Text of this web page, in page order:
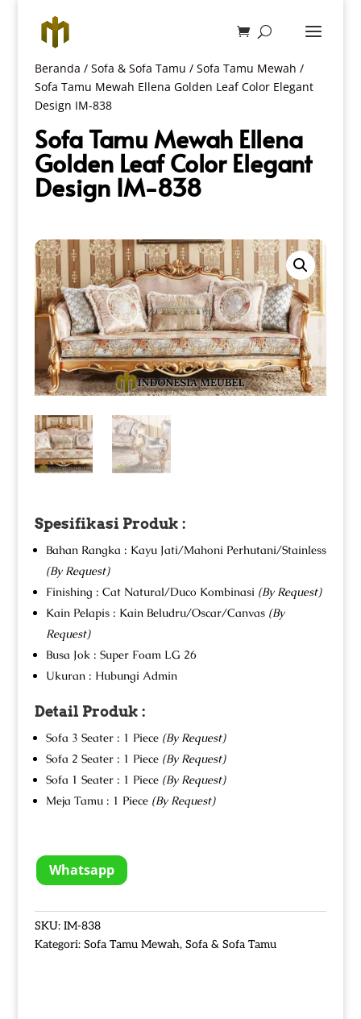
Beranda / Sofa & Sofa Tamu / Sofa Tamu Mewah /
Sofa Tamu Mewah Ellena Golden Leaf Color Elegant
Design IM-838
Sofa Tamu Mewah Ellena
Golden Leaf Color Elegant
Design IM-838
Spesifikasi Produk :
Bahan Rangka : Kayu Jati/Mahoni Perhutani/Stainless
(By Request)
Finishing : Cat Natural/Duco Kombinasi (By Request)
Kain Pelapis : Kain Beludru/Oscar/Canvas (By
Request)
Busa Jok : Super Foam LG 26
Ukuran : Hubungi Admin
Detail Produk :
Sofa 3 Seater : 1 Piece (By Request)
Sofa 2 Seater : 1 Piece (By Request)
Sofa 1 Seater : 1 Piece (By Request)
Meja Tamu : 1 Piece (By Request)
Whatsapp
SKU: IM-838
Kategori: Sofa Tamu Mewah, Sofa & Sofa Tamu